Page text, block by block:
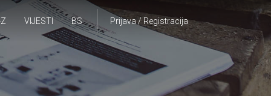
Prijava / Registracija
VIJESTI BS